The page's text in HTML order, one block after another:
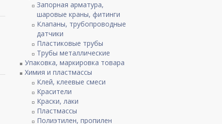
Запорная арматура,
шаровые краны, фитинги
Клапаны, трубопроводные
датчики
Пластиковые трубы
Трубы металлические
Упаковка, маркировка товара
Химия и пластмассы
Клей, клеевые смеси
Красители
Краски, лаки
Пластмассы
Полиэтилен, пропилен